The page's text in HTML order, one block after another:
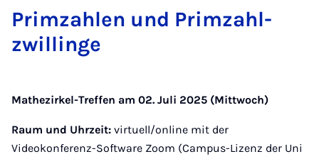
Prim­zah­len und Prim­zahl­
zwil­lin­ge
Mathezirkel-Treffen am 02. Juli 2025 (Mittwoch)
Raum und Uhrzeit: virtuell/online mit der
Videokonferenz-Software Zoom (Campus-Lizenz der Uni